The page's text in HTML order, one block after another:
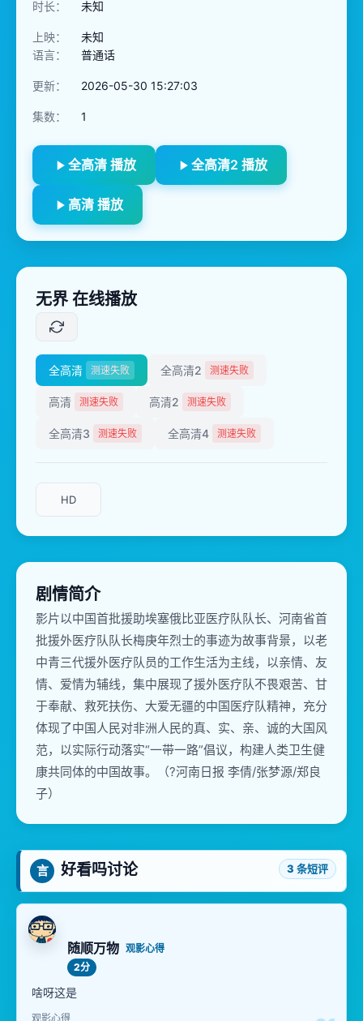
时长： 未知
上映：
未知
语言：
普通话
更新： 2026-05-30 15:27:03
集数： 1
全高清 播放 全高清2 播放
高清 播放
无界 在线播放
全高清 测速失败 全高清2 测速失败
高清 测速失败 高清2 测速失败
全高清3 测速失败 全高清4 测速失败
HD
剧情简介
影片以中国首批援助埃塞俄比亚医疗队队长、河南省首
批援外医疗队队长梅庚年烈士的事迹为故事背景，以老
中青三代援外医疗队员的工作生活为主线，以亲情、友
情、爱情为辅线，集中展现了援外医疗队不畏艰苦、甘
于奉献、救死扶伤、大爱无疆的中国医疗队精神，充分
体现了中国人民对非洲人民的真、实、亲、诚的大国风
范，以实际行动落实“一带一路”倡议，构建人类卫生健
康共同体的中国故事。（?河南日报 李倩/张梦源/郑良
子）
言 好看吗讨论 3 条短评
随顺万物 观影心得
2分
啥呀这是
观影心得